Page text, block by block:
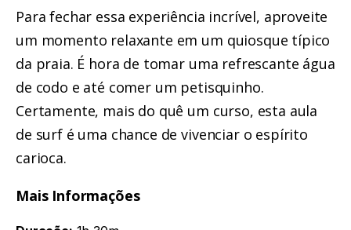
Para fechar essa experiência incrível, aproveite
um momento relaxante em um quiosque típico
da praia. É hora de tomar uma refrescante água
de codo e até comer um petisquinho.
Certamente, mais do quê um curso, esta aula
de surf é uma chance de vivenciar o espírito
carioca.
Mais Informações